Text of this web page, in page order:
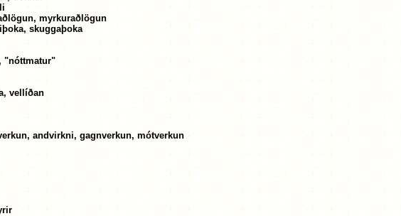
myrkuraðlögun
skuggaþoka
"nóttmatur"
vellíðan
andvirkni, gagnverkun, mótverkun